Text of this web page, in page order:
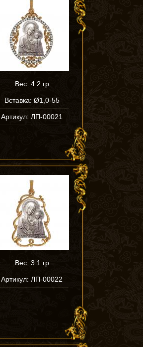
Вес: 4.2 гр
Вставка: Ø1,0-55
Артикул: ЛП-00021
Вес: 3.1 гр
Артикул: ЛП-00022